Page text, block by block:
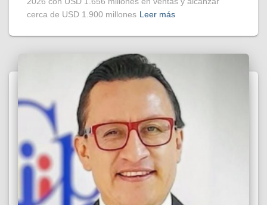
cerca de USD 1.900 millones Leer más